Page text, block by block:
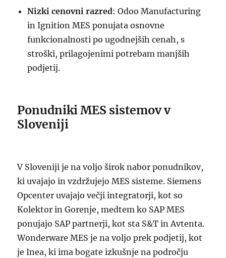
Nizki cenovni razred: Odoo Manufacturing
in Ignition MES ponujata osnovne
funkcionalnosti po ugodnejših cenah, s
stroški, prilagojenimi potrebam manjših
podjetij.
Ponudniki MES sistemov v
Sloveniji
V Sloveniji je na voljo širok nabor ponudnikov,
ki uvajajo in vzdržujejo MES sisteme. Siemens
Opcenter uvajajo večji integratorji, kot so
Kolektor in Gorenje, medtem ko SAP MES
ponujajo SAP partnerji, kot sta S&T in Avtenta.
Wonderware MES je na voljo prek podjetij, kot
je Inea, ki ima bogate izkušnje na področju